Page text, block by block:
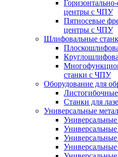
центры с ЧПУ
Пятиосевые
центры с ЧПУ
Шлифовальные
станки с ЧПУ
Оборудование для
Станки для
Универсальные